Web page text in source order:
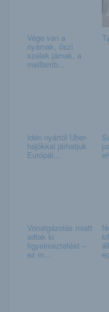
Vége van a
nyárnak, őszi
szelek járnak, a
mellbimb...
Idén nyártól Uber-
hajókkal járhatjuk
Európát...
Vonatgázolás miatt
adtak ki
figyelmeztetést –
ez m...